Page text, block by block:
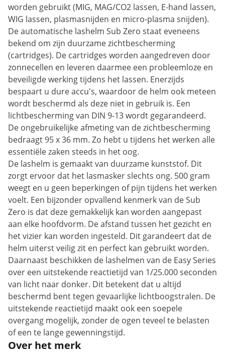
worden gebruikt (MIG, MAG/CO2 lassen, E-hand lassen,
WIG lassen, plasmasnijden en micro-plasma snijden).
De automatische lashelm Sub Zero staat eveneens
bekend om zijn duurzame zichtbescherming
(cartridges). De cartridges worden aangedreven door
zonnecellen en leveren daarmee een probleemloze en
beveiligde werking tijdens het lassen. Enerzijds
bespaart u dure accu's, waardoor de helm ook meteen
wordt beschermd als deze niet in gebruik is. Een
lichtbescherming van DIN 9-13 wordt gegarandeerd.
De ongebruikelijke afmeting van de zichtbescherming
bedraagt 95 x 36 mm. Zo hebt u tijdens het werken alle
essentiële zaken steeds in het oog.
De lashelm is gemaakt van duurzame kunststof. Dit
zorgt ervoor dat het lasmasker slechts ong. 500 gram
weegt en u geen beperkingen of pijn tijdens het werken
voelt. Een bijzonder opvallend kenmerk van de Sub
Zero is dat deze gemakkelijk kan worden aangepast
aan elke hoofdvorm. De afstand tussen het gezicht en
het vizier kan worden ingesteld. Dit garandeert dat de
helm uiterst veilig zit en perfect kan gebruikt worden.
Daarnaast beschikken de lashelmen van de Easy Series
over een uitstekende reactietijd van 1/25.000 seconden
van licht naar donker. Dit betekent dat u altijd
beschermd bent tegen gevaarlijke lichtboogstralen. De
uitstekende reactietijd maakt ook een soepele
overgang mogelijk, zonder de ogen teveel te belasten
of een te lange gewenningstijd.
Over het merk